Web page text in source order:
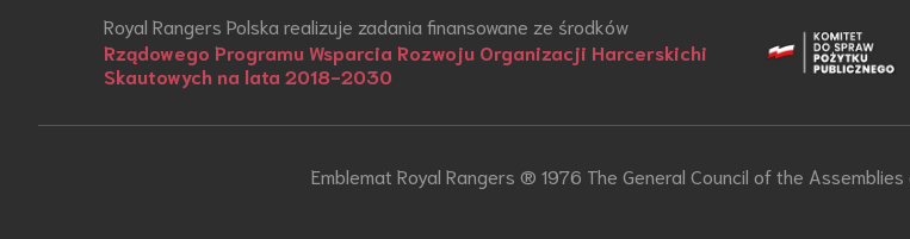
Royal Rangers Polska realizuje zadania finansowane ze środków
Rządowego Programu Wsparcia Rozwoju Organizacji Harcerskichi
Skautowych na lata 2018-2030
Emblemat Royal Rangers ® 1976 The General Council of the